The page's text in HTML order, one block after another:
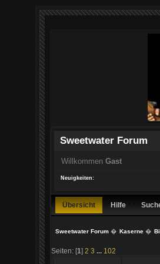
Sweetwater Forum
Willkommen Gast
Neuigkeiten:
Übersicht Hilfe
Sweetwater Forum� Kaserne�
Seiten: [1]2 3 102